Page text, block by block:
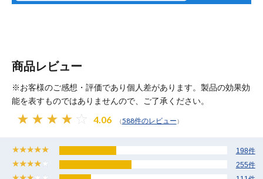
商品レビュー
※お客様のご感想・評価であり個人差があります。製品の効果効
能を表すものではありませんので、ご了承ください。
4.06 （588件のレビュー）
198件
255件